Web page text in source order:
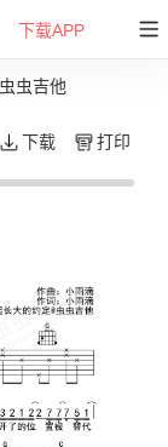
下载APP
虫吉他
下载 打印